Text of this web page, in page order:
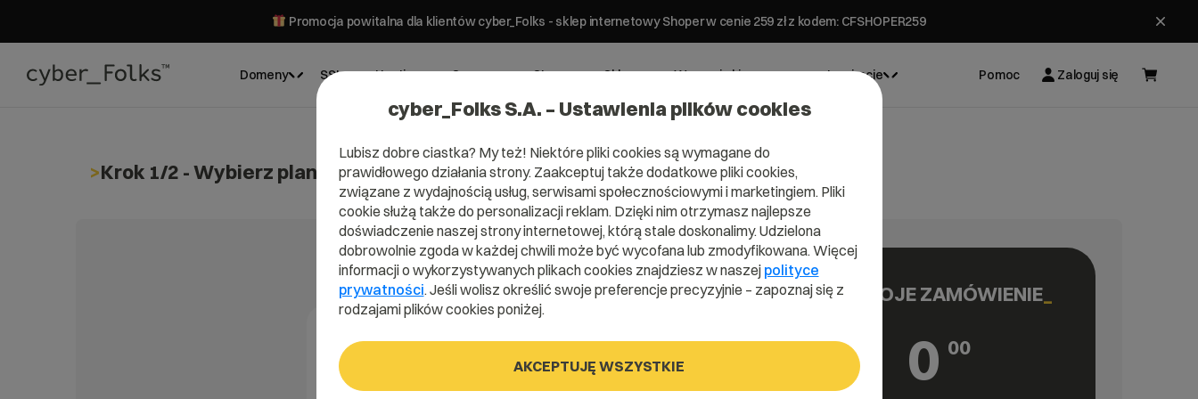
Promocja powitalna dla klientów cyber_Folks - sklep internetowy Shoper w cenie 259 zł z kodem: CFSHOPER259
Domeny SSL Hosting Serwery Strony Sklepy Wsparcie biznesowe Inspiracje Pomoc Zaloguj się
Krok 1/2 - Wybierz plan administracji serwerem
BESTSELLER
Run Sprint Jump Sky
TWOJE ZAMÓWIENIE
0 00
cyber_Folks S.A. – Ustawienia plików cookies
Lubisz dobre ciastka? My też! Niektóre pliki cookies są wymagane do
prawidłowego działania strony. Zaakceptuj także dodatkowe pliki cookies,
związane z wydajnością usług, serwisami społecznościowymi i marketingiem. Pliki
cookie służą także do personalizacji reklam. Dzięki nim otrzymasz najlepsze
doświadczenie naszej strony internetowej, którą stale doskonalimy. Udzielona
dobrowolnie zgoda w każdej chwili może być wycofana lub zmodyfikowana. Więcej
informacji o wykorzystywanych plikach cookies znajdziesz w naszej polityce
prywatności. Jeśli wolisz określić swoje preferencje precyzyjnie – zapoznaj się z
rodzajami plików cookies poniżej.
AKCEPTUJĘ WSZYSTKIE